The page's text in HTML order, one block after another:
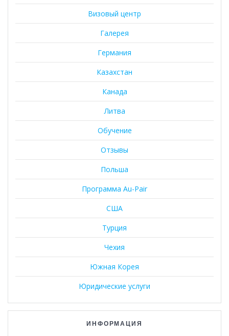
Визовый центр
Галерея
Германия
Казахстан
Канада
Литва
Обучение
Отзывы
Польша
Программа Au-Pair
США
Турция
Чехия
Южная Корея
Юридические услуги
ИНФОРМАЦИЯ